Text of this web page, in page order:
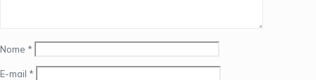
Nome *
E-mail *